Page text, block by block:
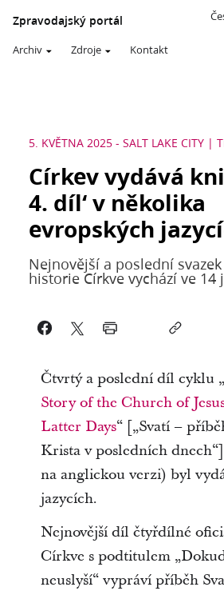
Zpravodajský portál
Archiv Zdroje Kontakt
5. KVĚTNA 2025 - SALT LAKE CITY
Církev vydává
4. díl‘ v několika
evropských
Nejnovější a poslední
historie Církve vychází ve 14
Čtvrtý a poslední díl cyklu „
Story of the Church of
Latter Days“ [„Svatí –
Krista v posledních
na anglickou verzi) byl
jazycích.
Nejnovější díl čtyřdílné
Církve s podtitulem
neuslyší“ vypráví příběh